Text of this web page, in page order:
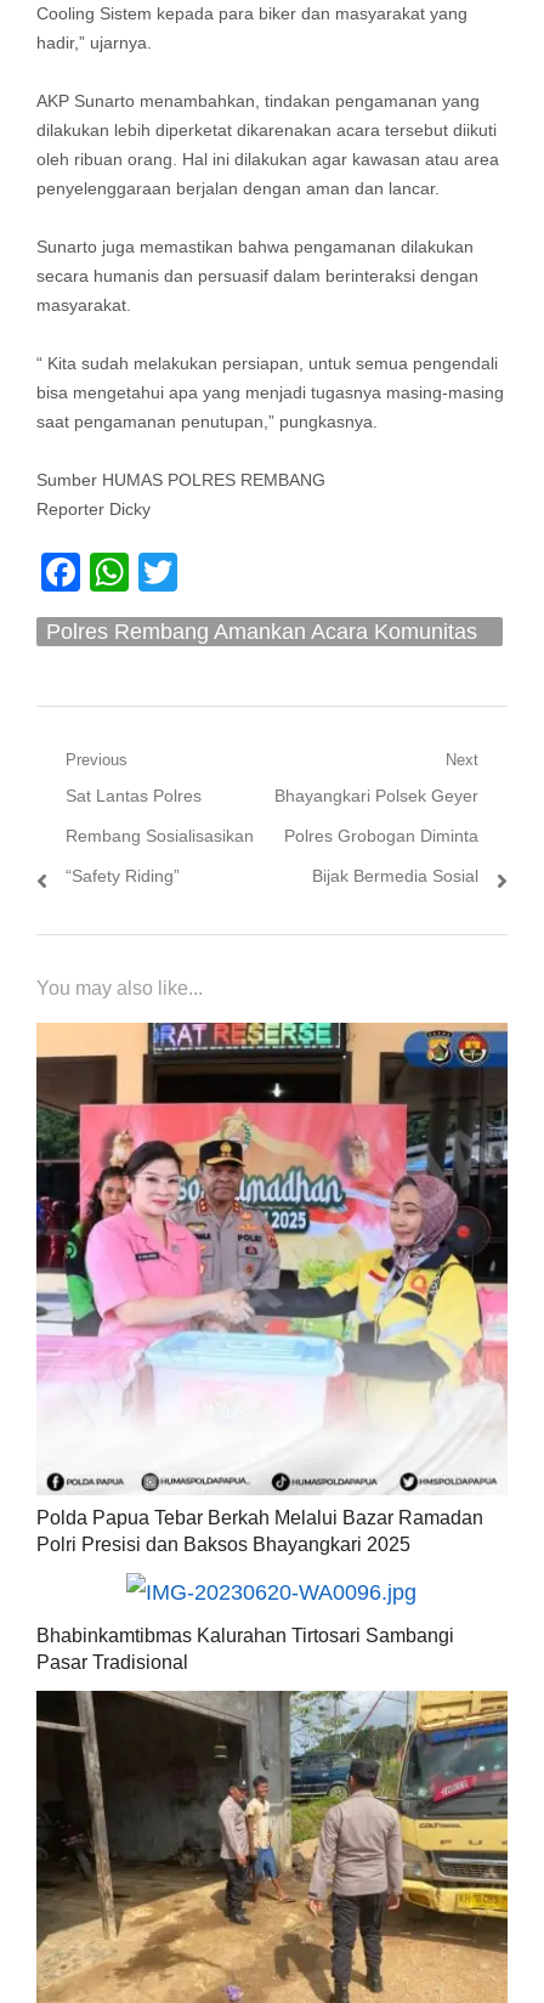
Cooling Sistem kepada para biker dan masyarakat yang
hadir,” ujarnya.
AKP Sunarto menambahkan, tindakan pengamanan yang
dilakukan lebih diperketat dikarenakan acara tersebut diikuti
oleh ribuan orang. Hal ini dilakukan agar kawasan atau area
penyelenggaraan berjalan dengan aman dan lancar.
Sunarto juga memastikan bahwa pengamanan dilakukan
secara humanis dan persuasif dalam berinteraksi dengan
masyarakat.
“ Kita sudah melakukan persiapan, untuk semua pengendali
bisa mengetahui apa yang menjadi tugasnya masing-masing
saat pengamanan penutupan,” pungkasnya.
Sumber HUMAS POLRES REMBANG
Reporter Dicky
Facebook
WhatsApp
Polres Rembang Amankan Acara Komunitas
Navigasi
pos
Previous
Previous
post:
Sat Lantas Polres
Rembang Sosialisasikan
“Safety Riding”
Next
Next
post:
Bhayangkari Polsek Geyer
Polres Grobogan Diminta
Bijak Bermedia Sosial
You may also like...
Polda Papua Tebar Berkah Melalui Bazar Ramadan
Polri Presisi dan Baksos Bhayangkari 2025
Bhabinkamtibmas Kalurahan Tirtosari Sambangi
Pasar Tradisional